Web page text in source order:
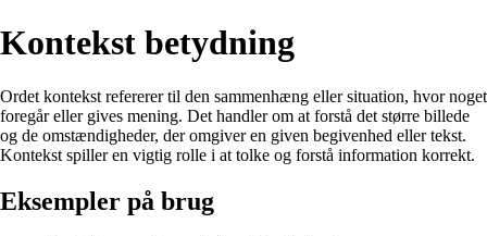
Kontekst betydning
Ordet kontekst refererer til den sammenhæng eller situation, hvor noget
foregår eller gives mening. Det handler om at forstå det større billede
og de omstændigheder, der omgiver en given begivenhed eller tekst.
Kontekst spiller en vigtig rolle i at tolke og forstå information korrekt.
Eksempler på brug